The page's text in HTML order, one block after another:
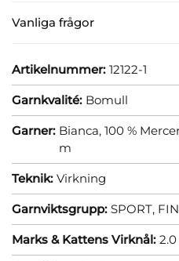
Vanliga frågor
Artikelnummer: 12122-1
Garnkvalité: Bomull
Garner: Bianca, 100 %
m
Teknik: Virkning
Garnviktsgrupp: SPORT,
Marks & Kattens Virknål: